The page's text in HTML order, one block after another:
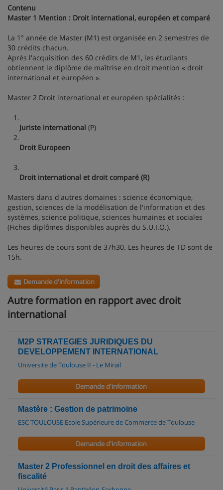
Contenu
Master 1 Mention : Droit international, européen et comparé
La 1° année de Master (M1) est organisée en 2 semestres de
30 crédits chacun.
Après l'acquisition des 60 crédits de M1, les étudiants
obtiennent le diplôme de maîtrise en droit mention « droit
international et européen ».
Master 2 Droit international et européen spécialités :
1.
Juriste international (P)
2.
Droit Europeen
3.
Droit international et droit comparé (R)
Masters dans d'autres domaines : science économique,
gestion, sciences de la modélisation de l'information et des
systèmes, science politique, sciences humaines et sociales
(Fiches diplômes disponibles auprès du S.U.I.O.).
Les heures de cours sont de 37h30. Les heures de TD sont de
15h.
Demande d'information
Autre formation en rapport avec droit
international
M2P STRATEGIES JURIDIQUES DU
DEVELOPPEMENT INTERNATIONAL
Universite de Toulouse II - Le Mirail
Demande d'information
Mastère : Gestion de patrimoine
ESC TOULOUSE Ecole Supérieure de Commerce de Toulouse
Demande d'information
Master 2 Professionnel en droit des affaires et
fiscalité